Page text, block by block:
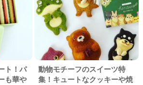
ト！パ
も華や
動物モチーフのスイーツ特
集！キュートなクッキーや焼